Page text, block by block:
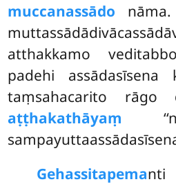
muccanassādo
atthakkamo
padehi assādasīsena
taṃsahacarito rāgo
aṭṭhakathāyaṃ
Gehassitapemanti